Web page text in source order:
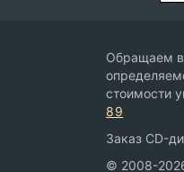
Обращаем
стоимости
89
Заказ CD-
© 2008-